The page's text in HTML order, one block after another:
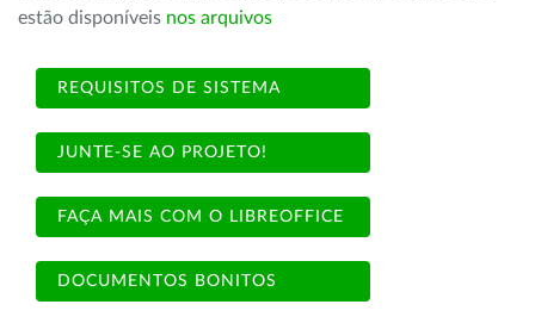
estão disponíveis nos arquivos
REQUISITOS DE SISTEMA
JUNTE-SE AO PROJETO!
FAÇA MAIS COM O LIBREOFFICE
DOCUMENTOS BONITOS